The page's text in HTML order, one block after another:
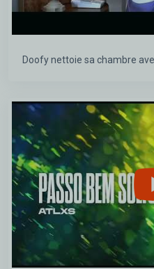
Doofy nettoie sa chambre